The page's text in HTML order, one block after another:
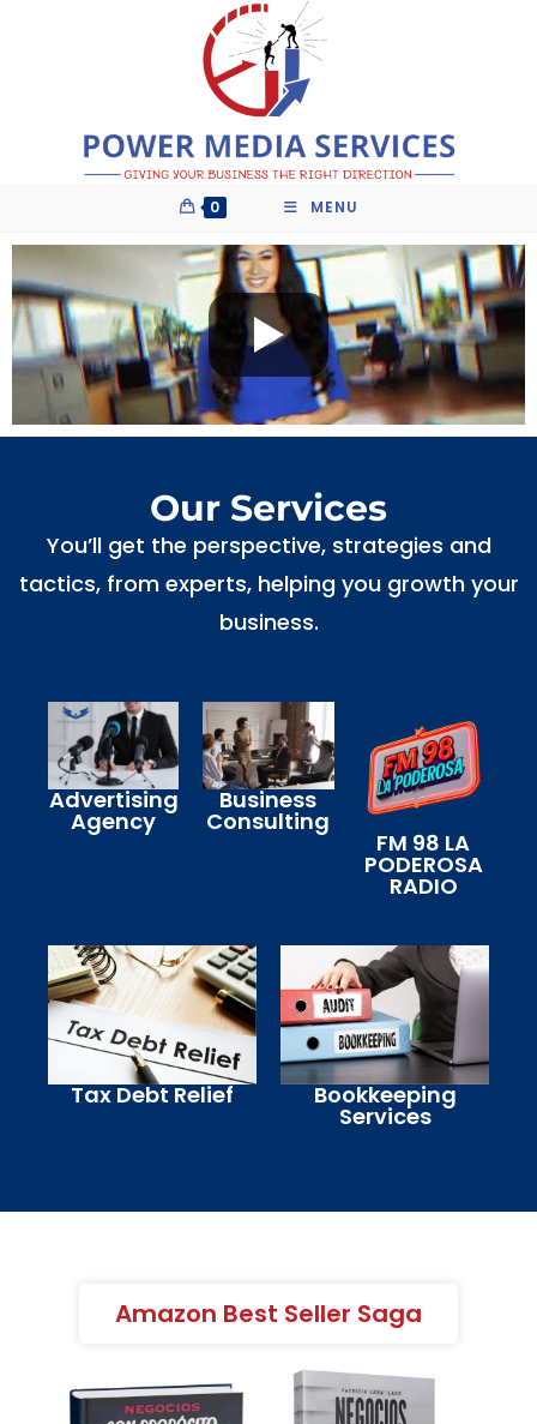
0 MENU
Our Services
You’ll get the perspective, strategies and
tactics, from experts, helping you growth your
business.
Advertising
Agency
Business
Consulting
FM 98 LA
PODEROSA
RADIO
Tax Debt Relief Bookkeeping
Services
Amazon Best Seller Saga